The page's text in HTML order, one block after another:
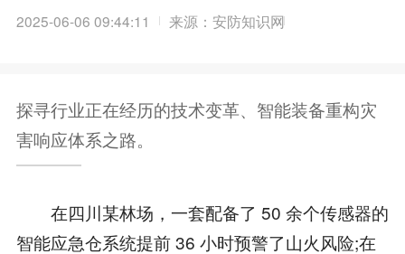
2025-06-06 09:44:11 来源：安防知识网
探寻行业正在经历的技术变革、智能装备重构灾
害响应体系之路。
在四川某林场，一套配备了 50 余个传感器的
智能应急仓系统提前 36 小时预警了山火风险;在